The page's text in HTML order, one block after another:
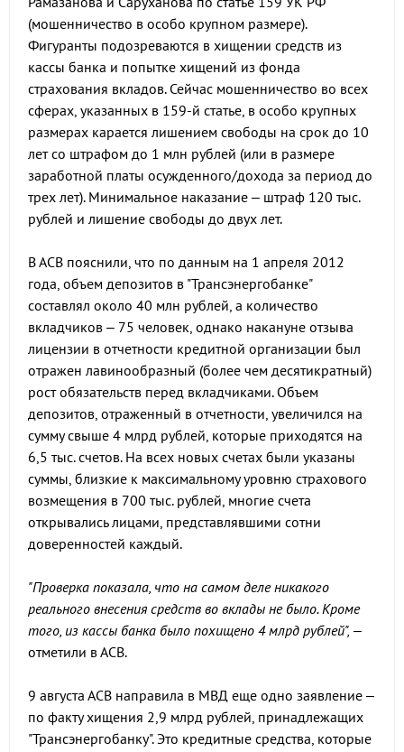
(мошенничество в особо крупном размере).
Фигуранты подозреваются в хищении средств из
кассы банка и попытке хищений из фонда
страхования вкладов. Сейчас мошенничество во всех
сферах, указанных в 159-й статье, в особо крупных
размерах карается лишением свободы на срок до 10
лет со штрафом до 1 млн рублей (или в размере
заработной платы осужденного/дохода за период до
трех лет). Минимальное наказание – штраф 120 тыс.
рублей и лишение свободы до двух лет.
В АСВ пояснили, что по данным на 1 апреля 2012
года, объем депозитов в "Трансэнергобанке"
составлял около 40 млн рублей, а количество
вкладчиков – 75 человек, однако накануне отзыва
лицензии в отчетности кредитной организации был
отражен лавинообразный (более чем десятикратный)
рост обязательств перед вкладчиками. Объем
депозитов, отраженный в отчетности, увеличился на
сумму свыше 4 млрд рублей, которые приходятся на
6,5 тыс. счетов. На всех новых счетах были указаны
суммы, близкие к максимальному уровню страхового
возмещения в 700 тыс. рублей, многие счета
открывались лицами, представлявшими сотни
доверенностей каждый.
"Проверка показала, что на самом деле никакого
реального внесения средств во вклады не было. Кроме
того, из кассы банка было похищено 4 млрд рублей", –
отметили в АСВ.
9 августа АСВ направила в МВД еще одно заявление –
по факту хищения 2,9 млрд рублей, принадлежащих
"Трансэнергобанку". Это кредитные средства, которые